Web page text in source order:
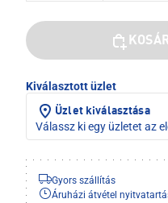
Kiválasztott üzlet
Üzlet kiválasztása
Válassz ki egy üzletet az
Gyors szállítás
Áruházi átvétel